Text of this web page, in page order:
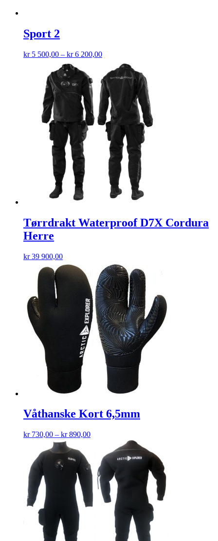
Sport 2
kr5 500,00 – kr6 200,00
Tørrdrakt Waterproof D7X Cordura
Herre
kr39 900,00
Våthanske Kort 6,5mm
kr730,00 – kr890,00